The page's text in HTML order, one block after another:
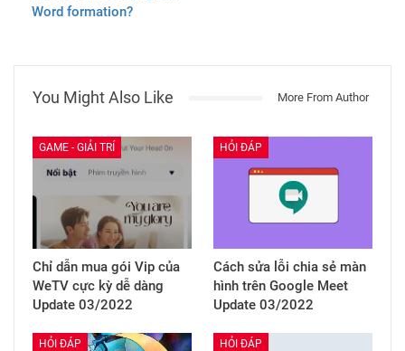
Word formation?
You Might Also Like More From Author
GAME - GIẢI TRÍ
Chỉ dẫn mua gói Vip của
WeTV cực kỳ dễ dàng
Update 03/2022
HỎI ĐÁP
Cách sửa lỗi chia sẻ màn
hình trên Google Meet
Update 03/2022
HỎI ĐÁP HỎI ĐÁP